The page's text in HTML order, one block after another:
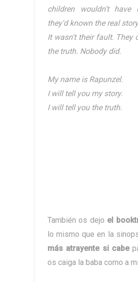
children wouldn't have
they'd known the real
It wasn't their fault. They
the truth. Nobody did.
My name is Rapunzel.
I will tell you my story.
I will tell you the truth.
También os dejo el
lo mismo que en la
más atrayente si cabe
os caiga la baba como a